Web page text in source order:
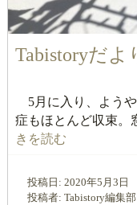
Tabistoryだ
5月に入り、よう
症もほとんど収束。
きを読む
投稿日: 2020年5月3日
投稿者: Tabistory編集部